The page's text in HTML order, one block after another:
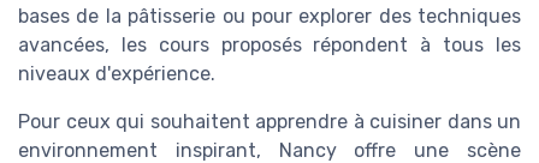
bases de la pâtisserie ou pour explorer des techniques
avancées, les cours proposés répondent à tous les
niveaux d'expérience.
Pour ceux qui souhaitent apprendre à cuisiner dans un
environnement inspirant, Nancy offre une scène